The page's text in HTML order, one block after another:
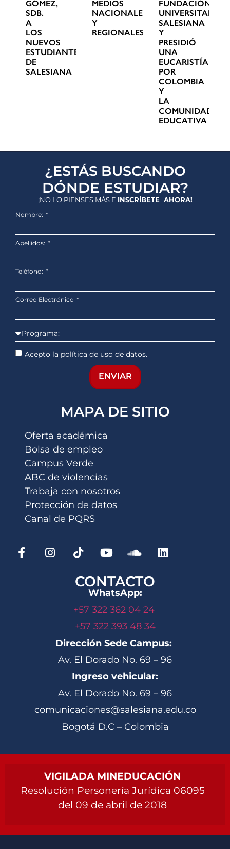
GÓMEZ,
SDB.
A
LOS
NUEVOS
ESTUDIANTES
DE
SALESIANA
MEDIOS
NACIONALES
Y
REGIONALES
FUNDACIÓN
UNIVERSITARIA
SALESIANA
Y
PRESIDIÓ
UNA
EUCARISTÍA
POR
COLOMBIA
Y
LA
COMUNIDAD
EDUCATIVA
¿ESTÁS BUSCANDO
DÓNDE ESTUDIAR?
¡NO LO PIENSES MÁS E INSCRÍBETE AHORA!
Nombre:
Apellidos:
Teléfono:
Correo Electrónico
Acepto la política de uso de datos.
ENVIAR
MAPA DE SITIO
Oferta académica
Bolsa de empleo
Campus Verde
ABC de violencias
Trabaja con nosotros
Protección de datos
Canal de PQRS
CONTACTO
WhatsApp:
+57 322 362 04 24
+57 322 393 48 34
Dirección Sede Campus:
Av. El Dorado No. 69 – 96
Ingreso vehicular:
Av. El Dorado No. 69 – 96
comunicaciones@salesiana.edu.co
Bogotá D.C – Colombia
VIGILADA MINEDUCACIÓN
Resolución Personería Jurídica 06095
del 09 de abril de 2018